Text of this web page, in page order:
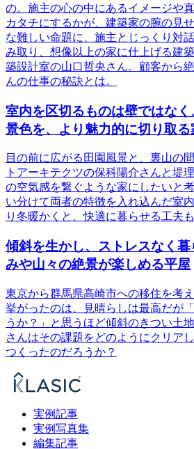
の。施主の心の中にあるイメージや
カタチにするかが、建築家の腕の見
な難しい命題に、施主とじっくり対
み取り、想像以上の家に仕上げる建
築設計室の山口哲央さん。顧客から
んの仕事の秘訣とは。
室内を区切るものは壁ではな
景色を、より魅力的に切り取る
目の前に広がる田園風景と、裏山の
トアーキテクツの保科陽介さんと堤
の空気感を繋ぐような家にしたいと
い分けて両者の特徴を入れ込んだ室
り冬暖かくと、快適に暮らせる工夫
傾斜を生かし、ストレスなく
みや山々の絶景が楽しめる平屋
東京から群馬県高崎市への移住を考
挙がったのは、見晴らしは最高だが
うか？」と思うほど傾斜のきつい土
さんはその課題をどのようにクリア
つくったのだろうか？
実例記事
実例写真集
編集記事